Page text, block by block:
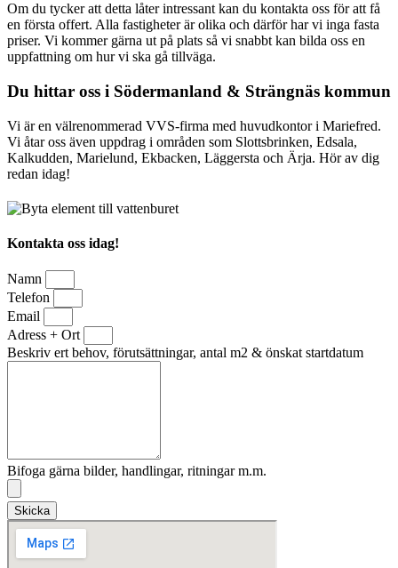
Om du tycker att detta låter intressant kan du kontakta oss för att få
en första offert. Alla fastigheter är olika och därför har vi inga fasta
priser. Vi kommer gärna ut på plats så vi snabbt kan bilda oss en
uppfattning om hur vi ska gå tillväga.
Du hittar oss i Södermanland & Strängnäs kommun
Vi är en välrenommerad VVS-firma med huvudkontor i Mariefred.
Vi åtar oss även uppdrag i områden som Slottsbrinken, Edsala,
Kalkudden, Marielund, Ekbacken, Läggersta och Ärja. Hör av dig
redan idag!
Kontakta oss idag!
Namn
Telefon
Email
Adress + Ort
Beskriv ert behov, förutsättningar, antal m2 & önskat startdatum
Bifoga gärna bilder, handlingar, ritningar m.m.
Skicka